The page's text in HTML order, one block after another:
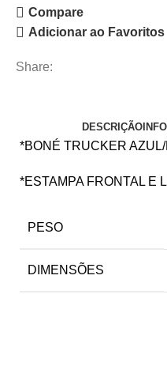
Compare
Adicionar ao Favoritos
Share:
DESCRIÇÃO
*BONÉ TRUCKER
*ESTAMPA FRONTAL E
PESO
DIMENSÕES